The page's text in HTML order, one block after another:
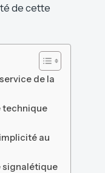
de cette
de la
technique
au
signalétique